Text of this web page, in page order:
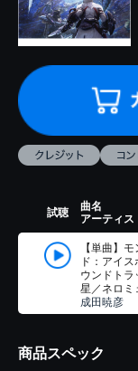
試聴
曲名
アーティス
【単曲】
ド：アイ
ウンドトラ
星／ネロミ
成田暁彦
商品スペック